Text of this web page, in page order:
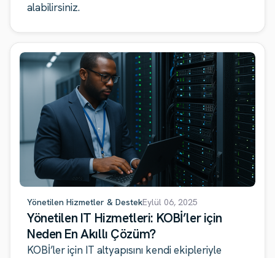
alabilirsiniz.
Yönetilen Hizmetler & DestekEylül 06, 2025
Yönetilen IT Hizmetleri: KOBİ’ler için
Neden En Akıllı Çözüm?
KOBİ’ler için IT altyapısını kendi ekipleriyle